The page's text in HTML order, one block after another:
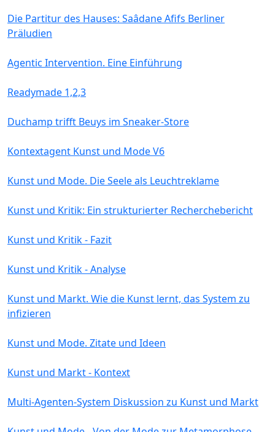
Die Partitur des Hauses: Saâdane Afifs Berliner
Präludien
Agentic Intervention. Eine Einführung
Readymade 1,2,3
Duchamp trifft Beuys im Sneaker-Store
Kontextagent Kunst und Mode V6
Kunst und Mode. Die Seele als Leuchtreklame
Kunst und Kritik: Ein strukturierter Recherchebericht
Kunst und Kritik - Fazit
Kunst und Kritik - Analyse
Kunst und Markt. Wie die Kunst lernt, das System zu
infizieren
Kunst und Mode. Zitate und Ideen
Kunst und Markt - Kontext
Multi-Agenten-System Diskussion zu Kunst und Markt